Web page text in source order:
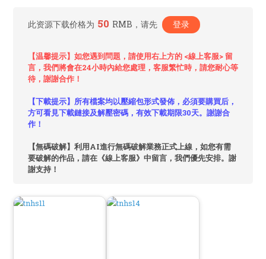
此资源下载价格为 50 RMB，请先 登录
【温馨提示】如您遇到問題，請使用右上方的 <線上客服> 留
言，我們將會在24小時內給您處理，客服繁忙時，請您耐心等
待，謝謝合作！
【下載提示】所有檔案均以壓縮包形式發佈，必須要購買后，
方可看見下載鏈接及解壓密碼，有效下載期限30天。謝謝合
作！
【無碼破解】利用AI進行無碼破解業務正式上線，如您有需
要破解的作品，請在《線上客服》中留言，我們優先安排。謝
謝支持！